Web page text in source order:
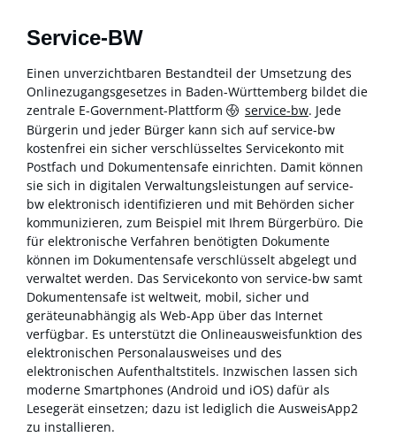
Service-BW
Einen unverzichtbaren Bestandteil der Umsetzung des
Onlinezugangsgesetzes in Baden-Württemberg bildet die
zentrale E-Government-Plattform
service-bw. Jede
Bürgerin und jeder Bürger kann sich auf service-bw
kostenfrei ein sicher verschlüsseltes Servicekonto mit
Postfach und Dokumentensafe einrichten. Damit können
sie sich in digitalen Verwaltungsleistungen auf service-
bw elektronisch identifizieren und mit Behörden sicher
kommunizieren, zum Beispiel mit Ihrem Bürgerbüro. Die
für elektronische Verfahren benötigten Dokumente
können im Dokumentensafe verschlüsselt abgelegt und
verwaltet werden. Das Servicekonto von service-bw samt
Dokumentensafe ist weltweit, mobil, sicher und
geräteunabhängig als Web-App über das Internet
verfügbar. Es unterstützt die Onlineausweisfunktion des
elektronischen Personalausweises und des
elektronischen Aufenthaltstitels. Inzwischen lassen sich
moderne Smartphones (Android und iOS) dafür als
Lesegerät einsetzen; dazu ist lediglich die AusweisApp2
zu installieren.